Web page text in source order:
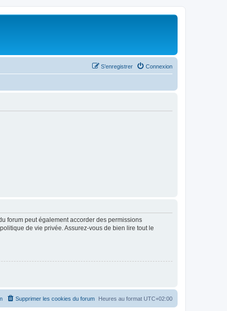
Connexion
S’enregistrer
forum peut également accorder des permissions
de vie privée. Assurez-vous de bien lire tout le
Heures au format UTC+02:00
Supprimer les cookies du forum